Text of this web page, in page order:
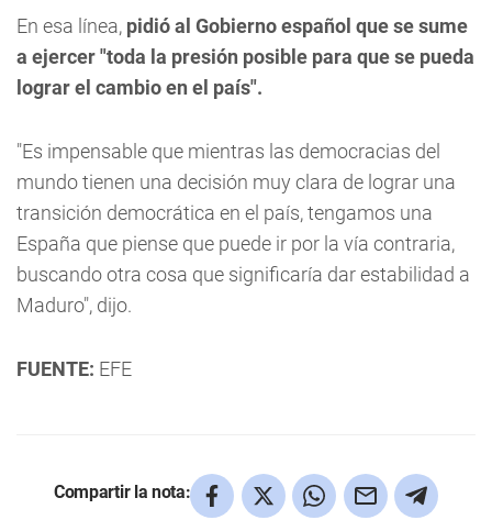
En esa línea, pidió al Gobierno español que se sume
a ejercer "toda la presión posible para que se pueda
lograr el cambio en el país".
"Es impensable que mientras las democracias del
mundo tienen una decisión muy clara de lograr una
transición democrática en el país, tengamos una
España que piense que puede ir por la vía contraria,
buscando otra cosa que significaría dar estabilidad a
Maduro", dijo.
FUENTE: EFE
Compartir la nota: